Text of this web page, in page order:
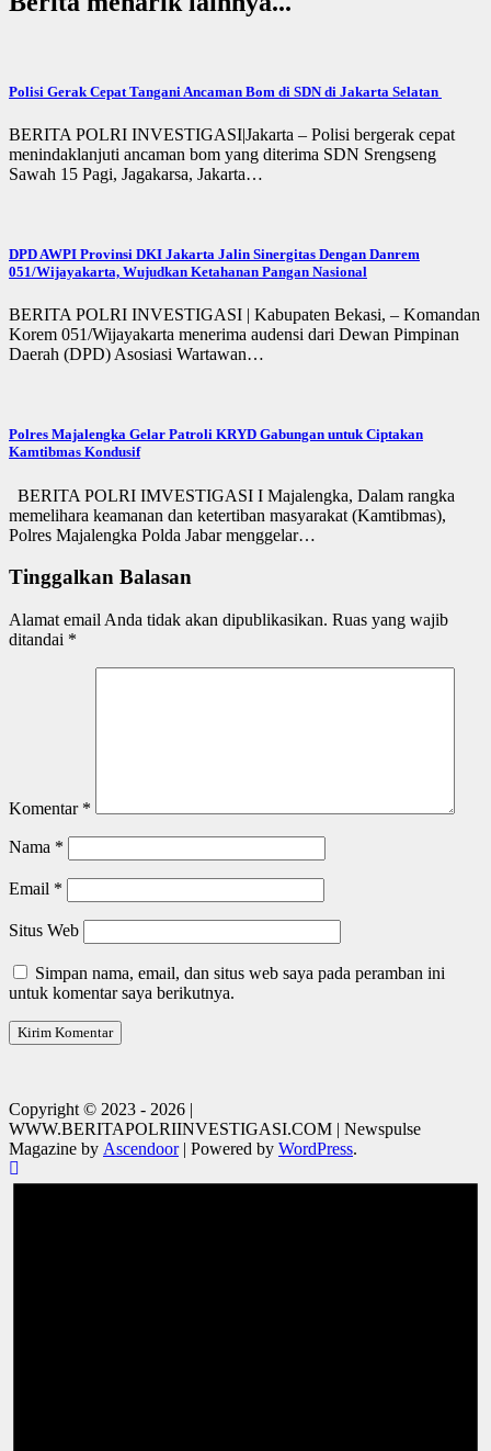
Polisi Gerak Cepat Tangani Ancaman Bom di SDN di Jakarta Selatan
BERITA POLRI INVESTIGASI|Jakarta – Polisi bergerak cepat
menindaklanjuti ancaman bom yang diterima SDN Srengseng
Sawah 15 Pagi, Jagakarsa, Jakarta…
DPD AWPI Provinsi DKI Jakarta Jalin Sinergitas Dengan Danrem
051/Wijayakarta, Wujudkan Ketahanan Pangan Nasional
BERITA POLRI INVESTIGASI | Kabupaten Bekasi, – Komandan
Korem 051/Wijayakarta menerima audensi dari Dewan Pimpinan
Daerah (DPD) Asosiasi Wartawan…
Polres Majalengka Gelar Patroli KRYD Gabungan untuk Ciptakan
Kamtibmas Kondusif
BERITA POLRI IMVESTIGASI I Majalengka, Dalam rangka
memelihara keamanan dan ketertiban masyarakat (Kamtibmas),
Polres Majalengka Polda Jabar menggelar…
Tinggalkan Balasan
Alamat email Anda tidak akan dipublikasikan. Ruas yang wajib
ditandai *
Komentar *
Nama *
Email *
Situs Web
Simpan nama, email, dan situs web saya pada peramban ini
untuk komentar saya berikutnya.
Copyright © 2023 - 2026 |
WWW.BERITAPOLRIINVESTIGASI.COM | Newspulse
Magazine by Ascendoor| Powered by WordPress.